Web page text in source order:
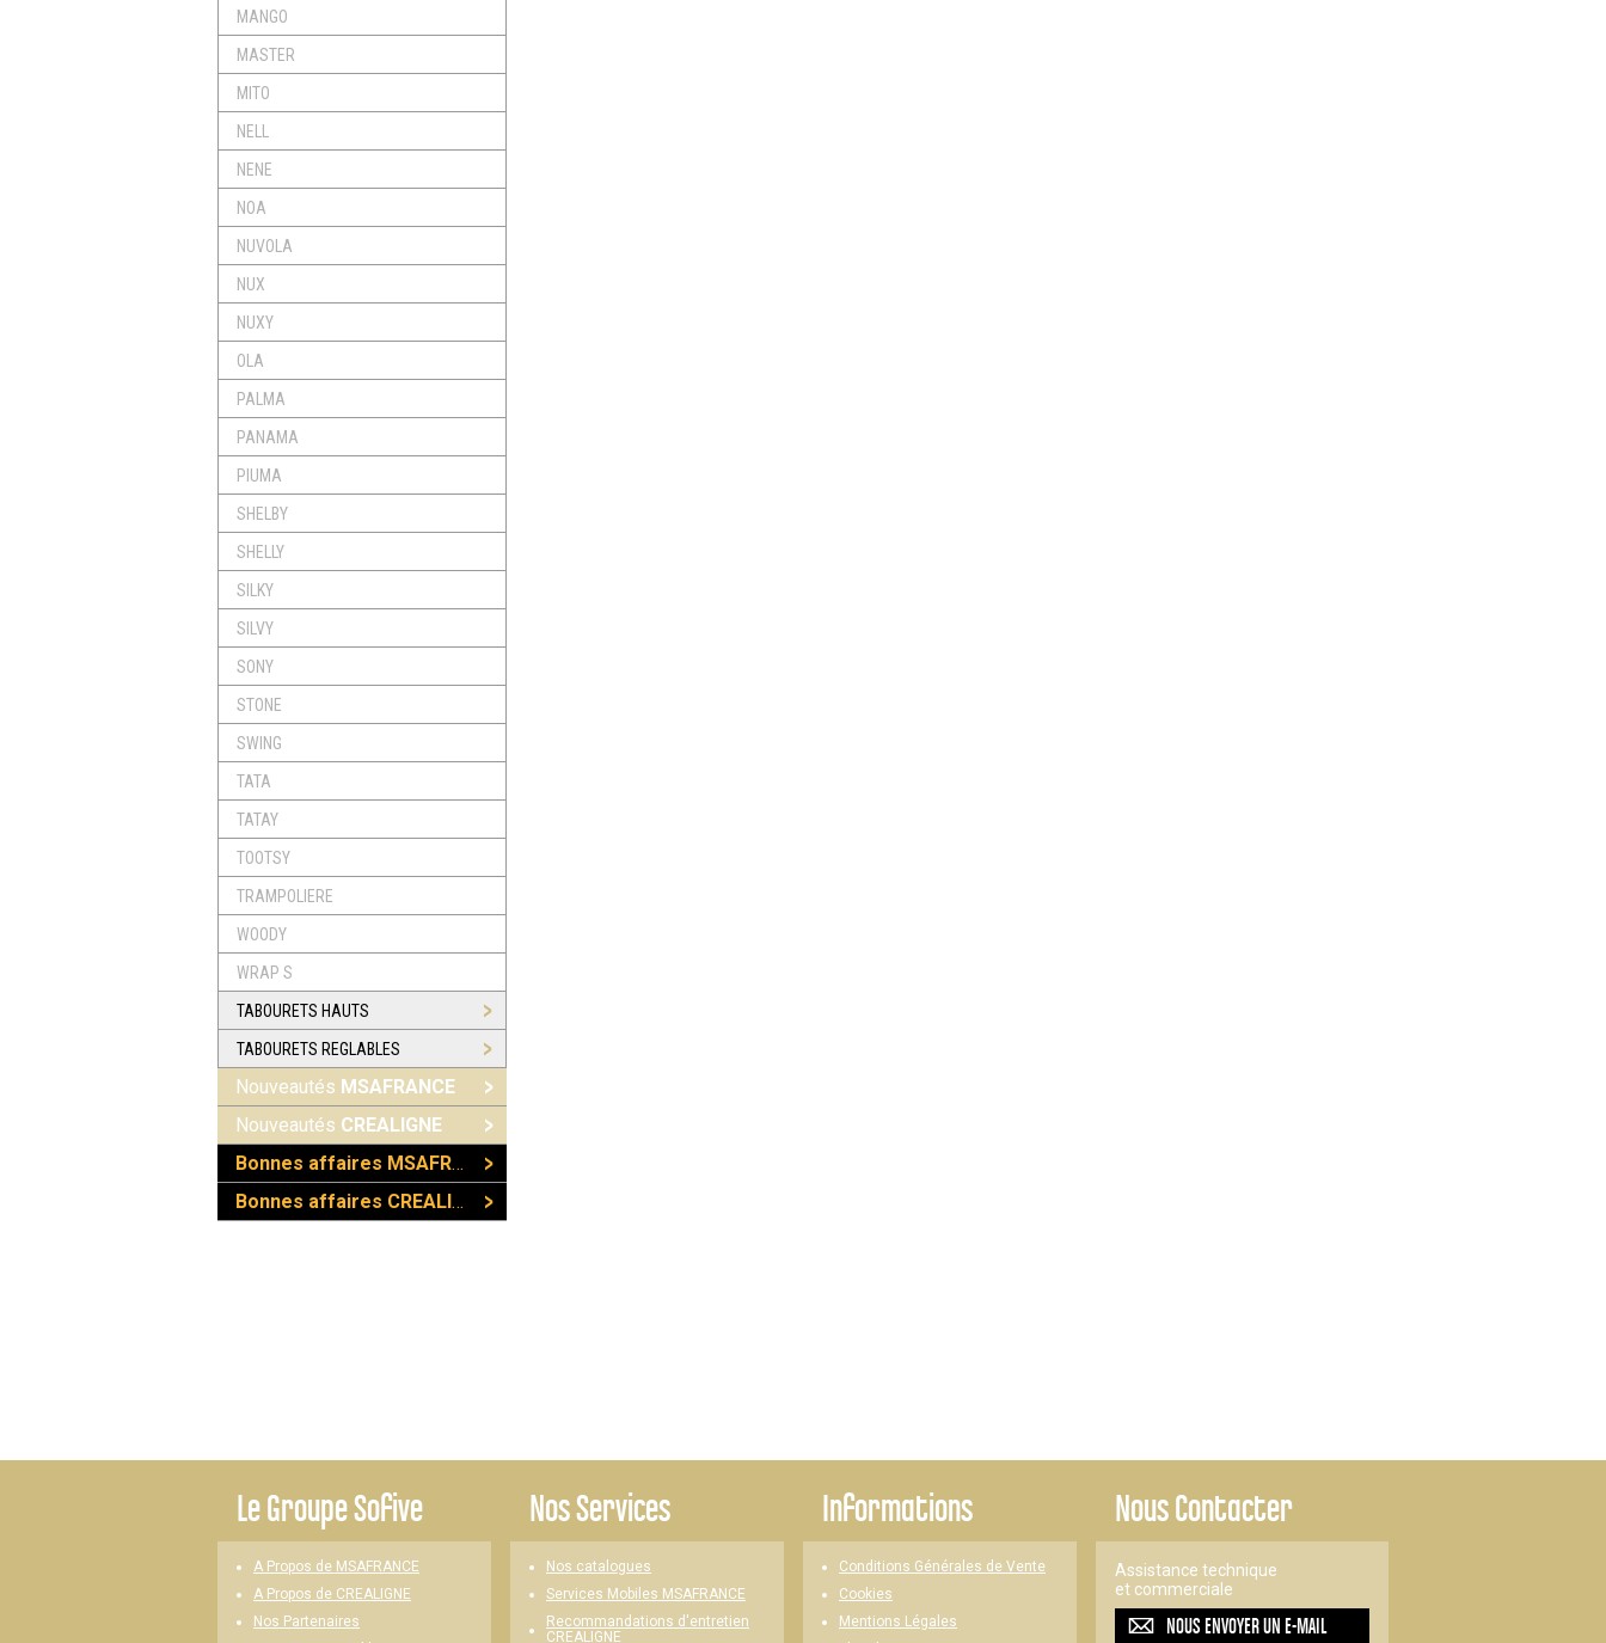
MANGO
MASTER
MITO
NELL
NENE
NOA
NUVOLA
NUX
NUXY
OLA
PALMA
PANAMA
PIUMA
SHELBY
SHELLY
SILKY
SILVY
SONY
STONE
SWING
TATA
TATAY
TOOTSY
TRAMPOLIERE
WOODY
WRAP S
TABOURETS HAUTS
TABOURETS REGLABLES
Nouveautés MSAFRANCE
Nouveautés CREALIGNE
Bonnes affaires MSAFRANCE
Bonnes affaires CREALIGNE
LeGroupe Sofive
A Propos de MSAFRANCE
A Propos de CREALIGNE
Nos Partenaires
Nos Services
Nos catalogues
Services Mobiles MSAFRANCE
Recommandations d'entretien
CREALIGNE
Informations
Conditions Générales de Vente
Cookies
Mentions Légales
Nous Contacter
Assistance technique
et commerciale
NOUS ENVOYER UNE-MAIL